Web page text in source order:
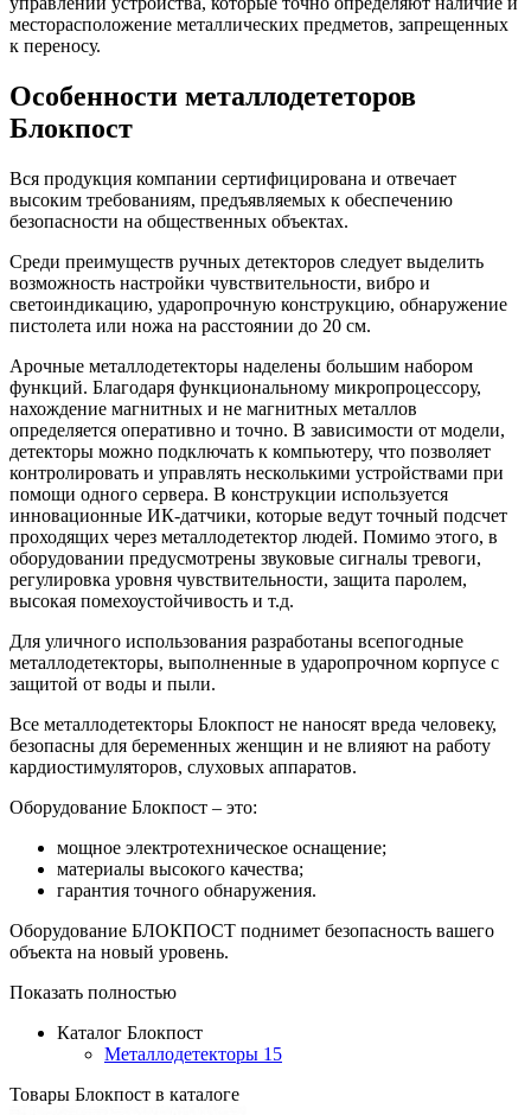
месторасположение металлических предметов, запрещенных
к переносу.
Особенности металлодететоров
Блокпост
Вся продукция компании сертифицирована и отвечает
высоким требованиям, предъявляемых к обеспечению
безопасности на общественных объектах.
Среди преимуществ ручных детекторов следует выделить
возможность настройки чувствительности, вибро и
светоиндикацию, ударопрочную конструкцию, обнаружение
пистолета или ножа на расстоянии до 20 см.
Арочные металлодетекторы наделены большим набором
функций. Благодаря функциональному микропроцессору,
нахождение магнитных и не магнитных металлов
определяется оперативно и точно. В зависимости от модели,
детекторы можно подключать к компьютеру, что позволяет
контролировать и управлять несколькими устройствами при
помощи одного сервера. В конструкции используется
инновационные ИК-датчики, которые ведут точный подсчет
проходящих через металлодетектор людей. Помимо этого, в
оборудовании предусмотрены звуковые сигналы тревоги,
регулировка уровня чувствительности, защита паролем,
высокая помехоустойчивость и т.д.
Для уличного использования разработаны всепогодные
металлодетекторы, выполненные в ударопрочном корпусе с
защитой от воды и пыли.
Все металлодетекторы Блокпост не наносят вреда человеку,
безопасны для беременных женщин и не влияют на работу
кардиостимуляторов, слуховых аппаратов.
Оборудование Блокпост – это:
мощное электротехническое оснащение;
материалы высокого качества;
гарантия точного обнаружения.
Оборудование БЛОКПОСТ поднимет безопасность вашего
объекта на новый уровень.
Показать полностью
Каталог Блокпост
Металлодетекторы 15
Товары Блокпост в каталоге